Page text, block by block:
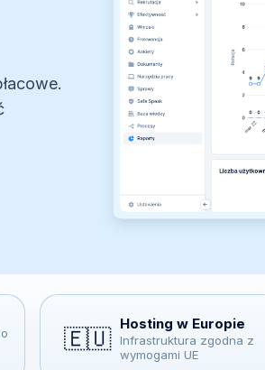
🇪🇺
Hosting w Europie
Infrastruktura zgodna z
wymogami UE